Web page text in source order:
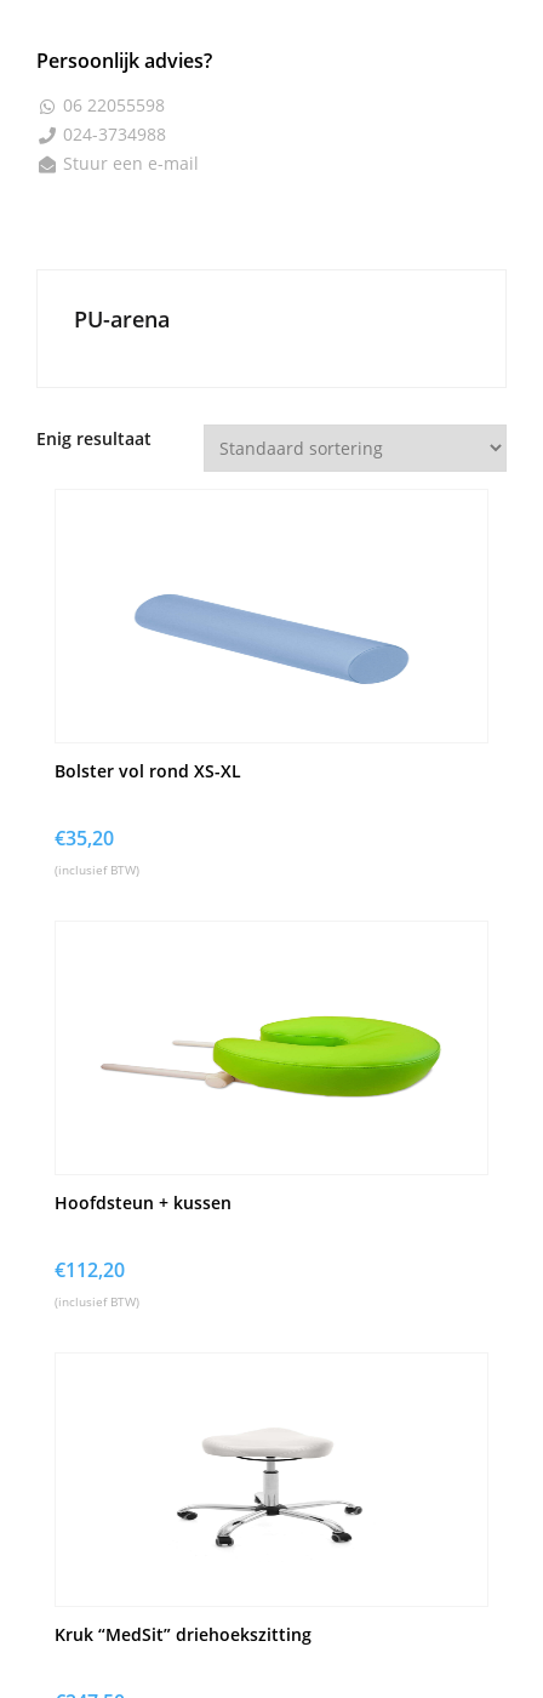
Persoonlijk advies?
 06 22055598
 024-3734988
 Stuur een e-mail
PU-arena
Enig resultaat
Bolster vol rond XS-XL
€35,20
(inclusief BTW)
Hoofdsteun + kussen
€112,20
(inclusief BTW)
Kruk “MedSit” driehoekszitting